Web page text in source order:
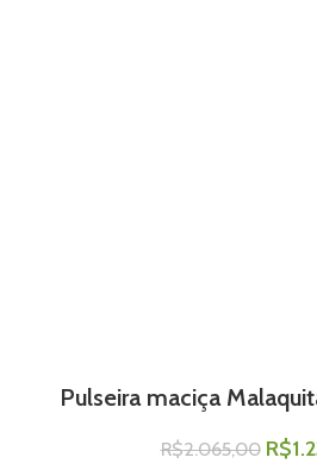
Pulseira maciça
R$2.065,00 R$